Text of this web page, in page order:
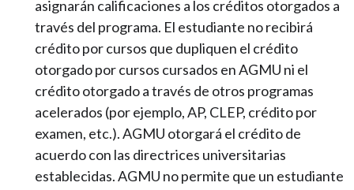
asignarán calificaciones a los créditos otorgados a
través del programa. El estudiante no recibirá
crédito por cursos que dupliquen el crédito
otorgado por cursos cursados en AGMU ni el
crédito otorgado a través de otros programas
acelerados (por ejemplo, AP, CLEP, crédito por
examen, etc.). AGMU otorgará el crédito de
acuerdo con las directrices universitarias
establecidas. AGMU no permite que un estudiante